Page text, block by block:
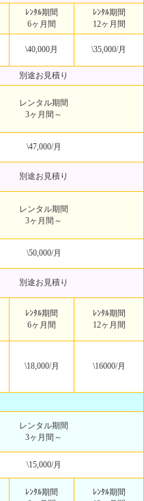
ﾚﾝﾀﾙ期間
6ヶ月間
ﾚﾝﾀﾙ期間
12ヶ月間
\40,000月 \35,000/月
別途お見積り
レンタル期間
3ヶ月間～
\47,000/月
別途お見積り
レンタル期間
3ヶ月間～
\50,000/月
別途お見積り
ﾚﾝﾀﾙ期間
6ヶ月間
ﾚﾝﾀﾙ期間
12ヶ月間
\18,000/月 \16000/月
レンタル期間
3ヶ月間～
\15,000/月
ﾚﾝﾀﾙ期間
ﾚﾝﾀﾙ期間